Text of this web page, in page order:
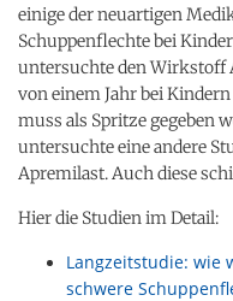
einige der neuartigen
Schuppenflechte bei
untersuchte den Wirkstoff
von einem Jahr bei
muss als Spritze gegeben
untersuchte eine andere
Apremilast. Auch diese
Hier die Studien im Detail:
Langzeitstudie: wie
schwere